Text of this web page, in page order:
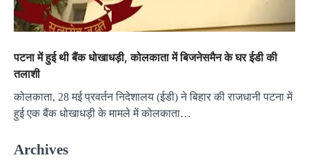
पटना में हुई थी बैंक धोखाधड़ी, कोलकाता में बिजनेसमैन के घर ईडी की
तलाशी
कोलकाता, 28 मई प्रवर्तन निदेशालय (ईडी) ने बिहार की राजधानी पटना में
हुई एक बैंक धोखाधड़ी के मामले में कोलकाता…
Archives